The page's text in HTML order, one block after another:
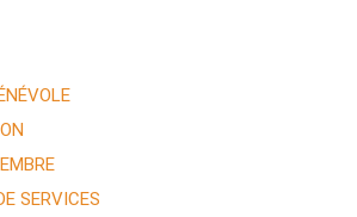
SERVICES